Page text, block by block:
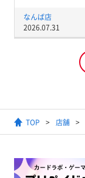
なんば店
2026.07.31
TOP 店舗